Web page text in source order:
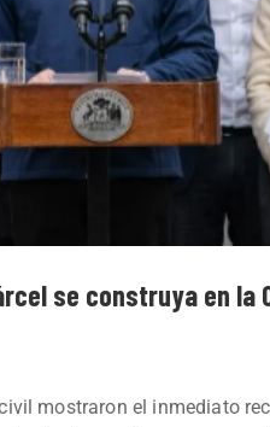
se construya en la
mostraron el inmediato